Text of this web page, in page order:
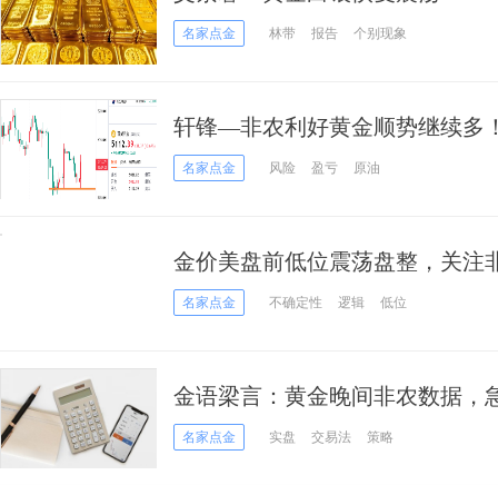
名家点金 林带 报告 个别现象
轩锋—非农利好黄金顺势继续多
名家点金 风险 盈亏 原油
金价美盘前低位震荡盘整，关注
名家点金 不确定性 逻辑 低位
金语梁言：黄金晚间非农数据，
名家点金 实盘 交易法 策略